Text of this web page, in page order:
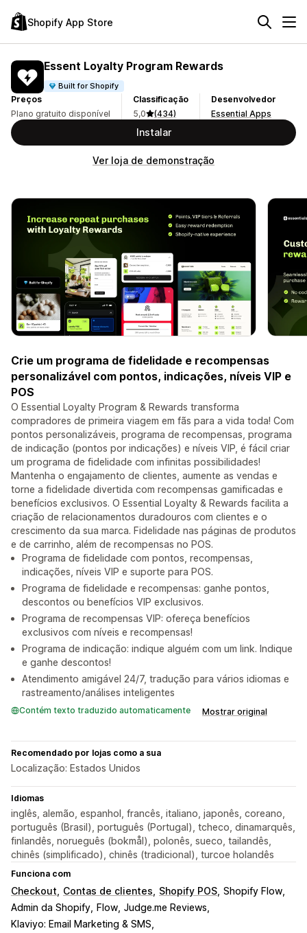
Shopify App Store
Essent Loyalty Program Rewards
Built for Shopify
Preços
Plano gratuito disponível
Classificação
5,0
(434)
Desenvolvedor
Essential Apps
Instalar
Ver loja de demonstração
Crie um programa de fidelidade e recompensas
personalizável com pontos, indicações, níveis VIP e
POS
O Essential Loyalty Program & Rewards transforma
compradores de primeira viagem em fãs para a vida toda! Com
pontos personalizáveis, programa de recompensas, programa
de indicação (pontos por indicações) e níveis VIP, é fácil criar
um programa de fidelidade com infinitas possibilidades!
Mantenha o engajamento de clientes, aumente as vendas e
torne a fidelidade divertida com recompensas gamificadas e
benefícios exclusivos. O Essential Loyalty & Rewards facilita a
criação de relacionamentos duradouros com clientes e o
crescimento da sua marca. Fidelidade nas páginas de produtos
e de carrinho, além de recompensas no POS.
Programa de fidelidade com pontos, recompensas,
indicações, níveis VIP e suporte para POS.
Programa de fidelidade e recompensas: ganhe pontos,
descontos ou benefícios VIP exclusivos.
Programa de recompensas VIP: ofereça benefícios
exclusivos com níveis e recompensas!
Programa de indicação: indique alguém com um link. Indique
e ganhe descontos!
Atendimento amigável 24/7, tradução para vários idiomas e
rastreamento/análises inteligentes
Contém texto traduzido automaticamente Mostrar original
Recomendado por lojas como a sua
Localização: Estados Unidos
Idiomas
inglês, alemão, espanhol, francês, italiano, japonês, coreano,
português (Brasil), português (Portugal), tcheco, dinamarquês,
finlandês, norueguês (bokmål), polonês, sueco, tailandês,
chinês (simplificado), chinês (tradicional), turcoe holandês
Funciona com
Checkout Contas de clientes Shopify POS Shopify Flow
Admin da Shopify
Flow Judge.me Reviews
Klaviyo: Email Marketing & SMS